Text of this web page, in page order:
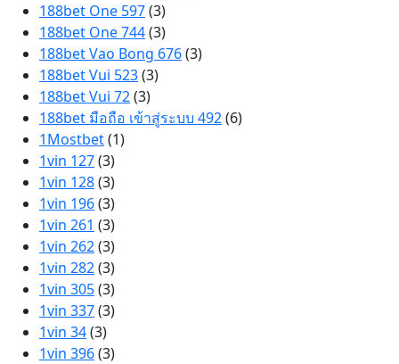
188bet One 597(3)
188bet One 744(3)
188bet Vao Bong 676(3)
188bet Vui 523(3)
188bet Vui 72(3)
188bet มือถือ เข้าสู่ระบบ 492(6)
1Mostbet(1)
1vin 127(3)
1vin 128(3)
1vin 196(3)
1vin 261 (3)
1vin 262(3)
1vin 282(3)
1vin 305(3)
1vin 337(3)
1vin 34(3)
1vin 396(3)